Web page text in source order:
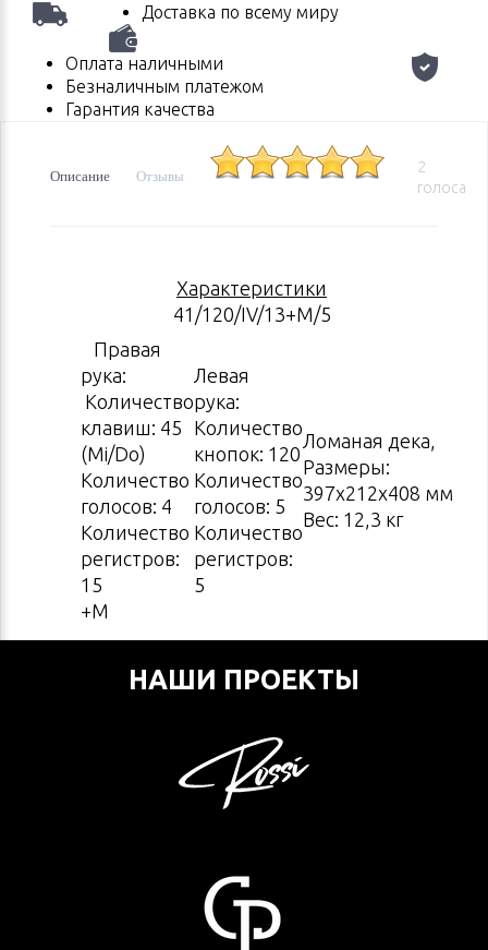
Доставка по всему миру
Оплата наличными
Безналичным платежом
Гарантия качества
Описание Отзывы
2
голоса
Характеристики
41/120/IV/13+M/5
Правая
рука:
Количество
клавиш: 45
(Mi/Do)
Количество
голосов: 4
Количество
регистров:
15
+M
Левая
рука:
Количество
кнопок: 120
Количество
голосов: 5
Количество
регистров:
5
Ломаная дека,
Размеры:
397х212х408 мм
Вес: 12,3 кг
НАШИ ПРОЕКТЫ